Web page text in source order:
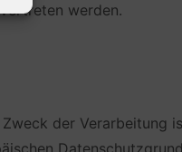
werden.
der Verarbeitung